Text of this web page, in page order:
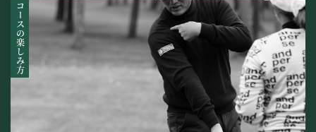
コースの楽しみ方